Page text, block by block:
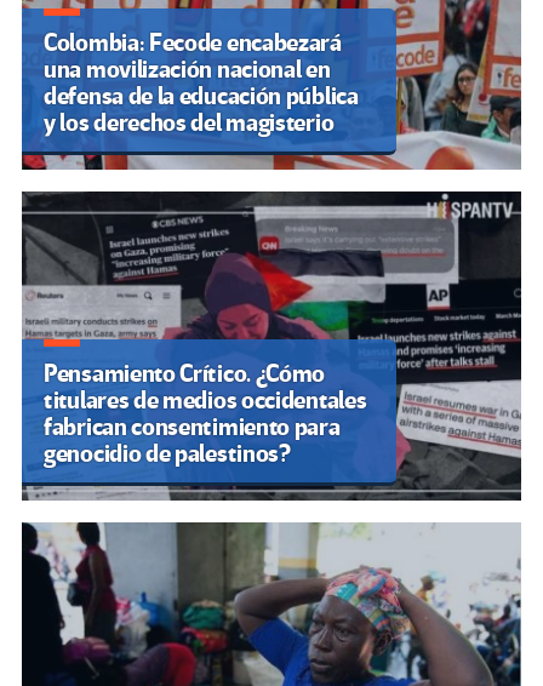
Colombia: Fecode encabezará
una movilización nacional en
defensa de la educación pública
y los derechos del magisterio
Pensamiento Crítico. ¿Cómo
titulares de medios occidentales
fabrican consentimiento para
genocidio de palestinos?